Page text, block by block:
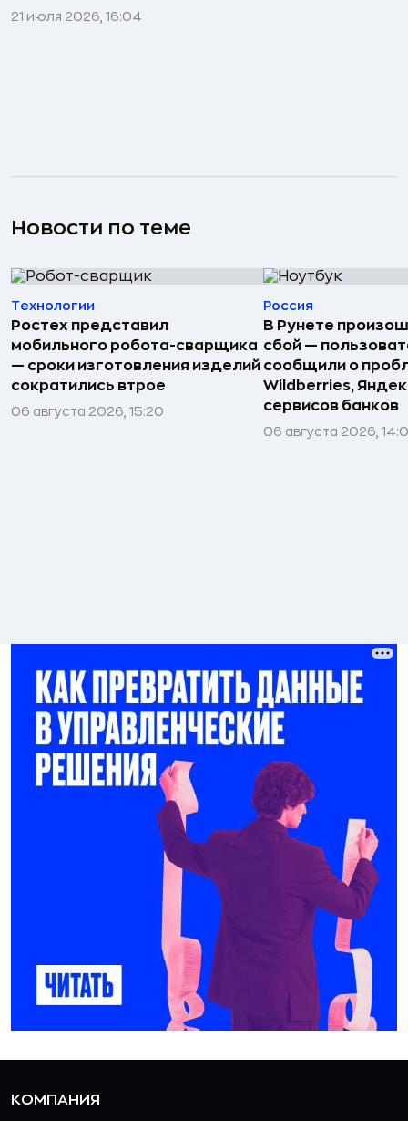
21 июля 2026, 16:04
Новости по теме
Технологии
Ростех представил
мобильного робота-сварщика
— сроки изготовления изделий
сократились втрое
06 августа 2026, 15:20
Россия
В Рунете
сбой —
сообщили о
Wildberries,
сервисов банков
06 августа 2026,
КОМПАНИЯ